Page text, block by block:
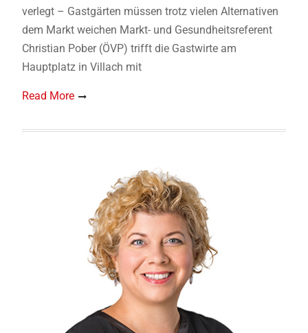
verlegt – Gastgärten müssen trotz vielen Alternativen
dem Markt weichen Markt- und Gesundheitsreferent
Christian Pober (ÖVP) trifft die Gastwirte am
Hauptplatz in Villach mit
Read More